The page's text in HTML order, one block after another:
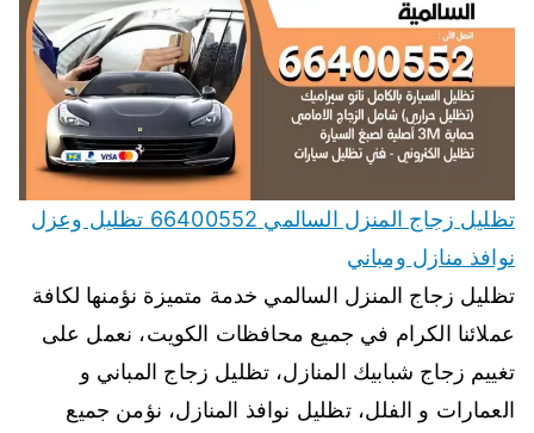
تظليل زجاج المنزل السالمي 66400552 تظليل وعزل
نوافذ منازل ومباني
تظليل زجاج المنزل السالمي خدمة متميزة نؤمنها لكافة
عملائنا الكرام في جميع محافظات الكويت، نعمل على
تغييم زجاج شبابيك المنازل، تظليل زجاج المباني و
العمارات و الفلل، تظليل نوافذ المنازل، نؤمن جميع